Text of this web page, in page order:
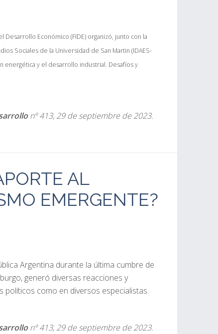
Desarrollo Económico (FIDE) organizó, junto con la
Sociales de la Universidad de San Martin (IDAES-
energética y el desarrollo industrial. Desafíos y
nº 413, 29 de septiembre de 2023.
AL
EMERGENTE?
Argentina durante la última cumbre de
generó diversas reacciones y
políticos como en diversos especialistas.
nº 413, 29 de septiembre de 2023.